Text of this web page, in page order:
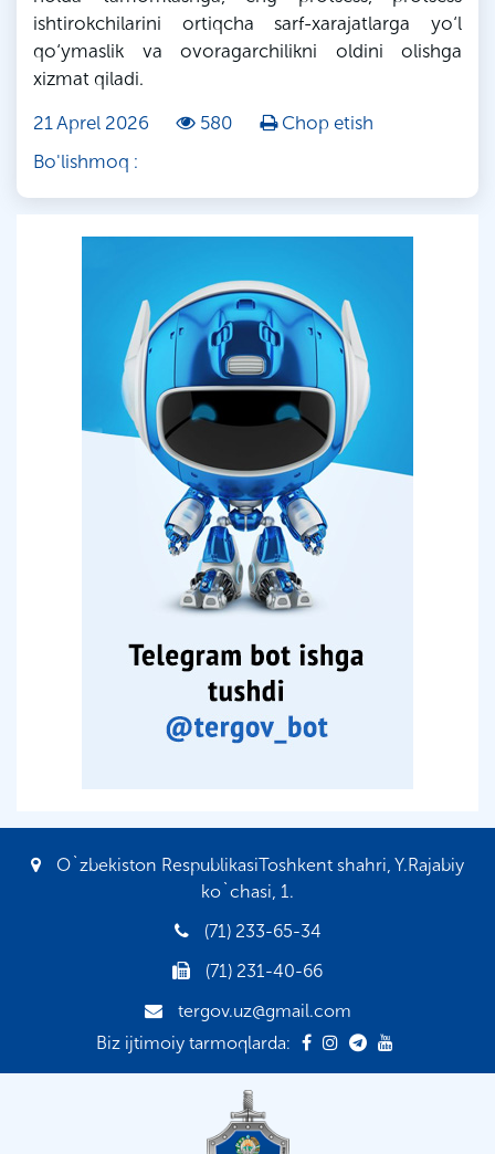
ishtirokchilarini ortiqcha sarf-xarajatlarga yo‘l
qo‘ymaslik va ovoragarchilikni oldini olishga
xizmat qiladi.
21 Aprel 2026
580
Chop etish
Bo'lishmoq :
O`zbekiston RespublikasiToshkent shahri, Y.Rajabiy
ko`chasi, 1.
(71) 233-65-34
(71) 231-40-66
tergov.uz@gmail.com
Biz ijtimoiy tarmoqlarda: